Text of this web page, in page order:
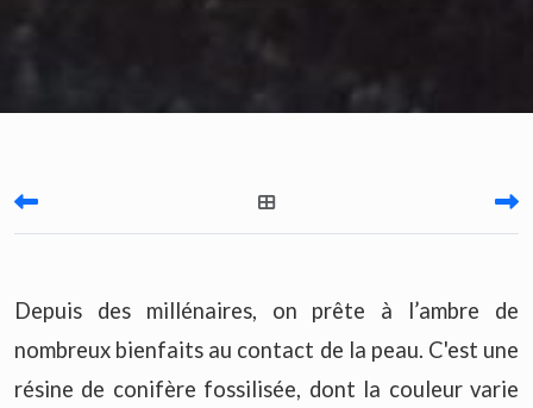
Depuis des millénaires, on prête à l’ambre de
nombreux bienfaits au contact de la peau. C'est une
résine de conifère fossilisée, dont la couleur varie